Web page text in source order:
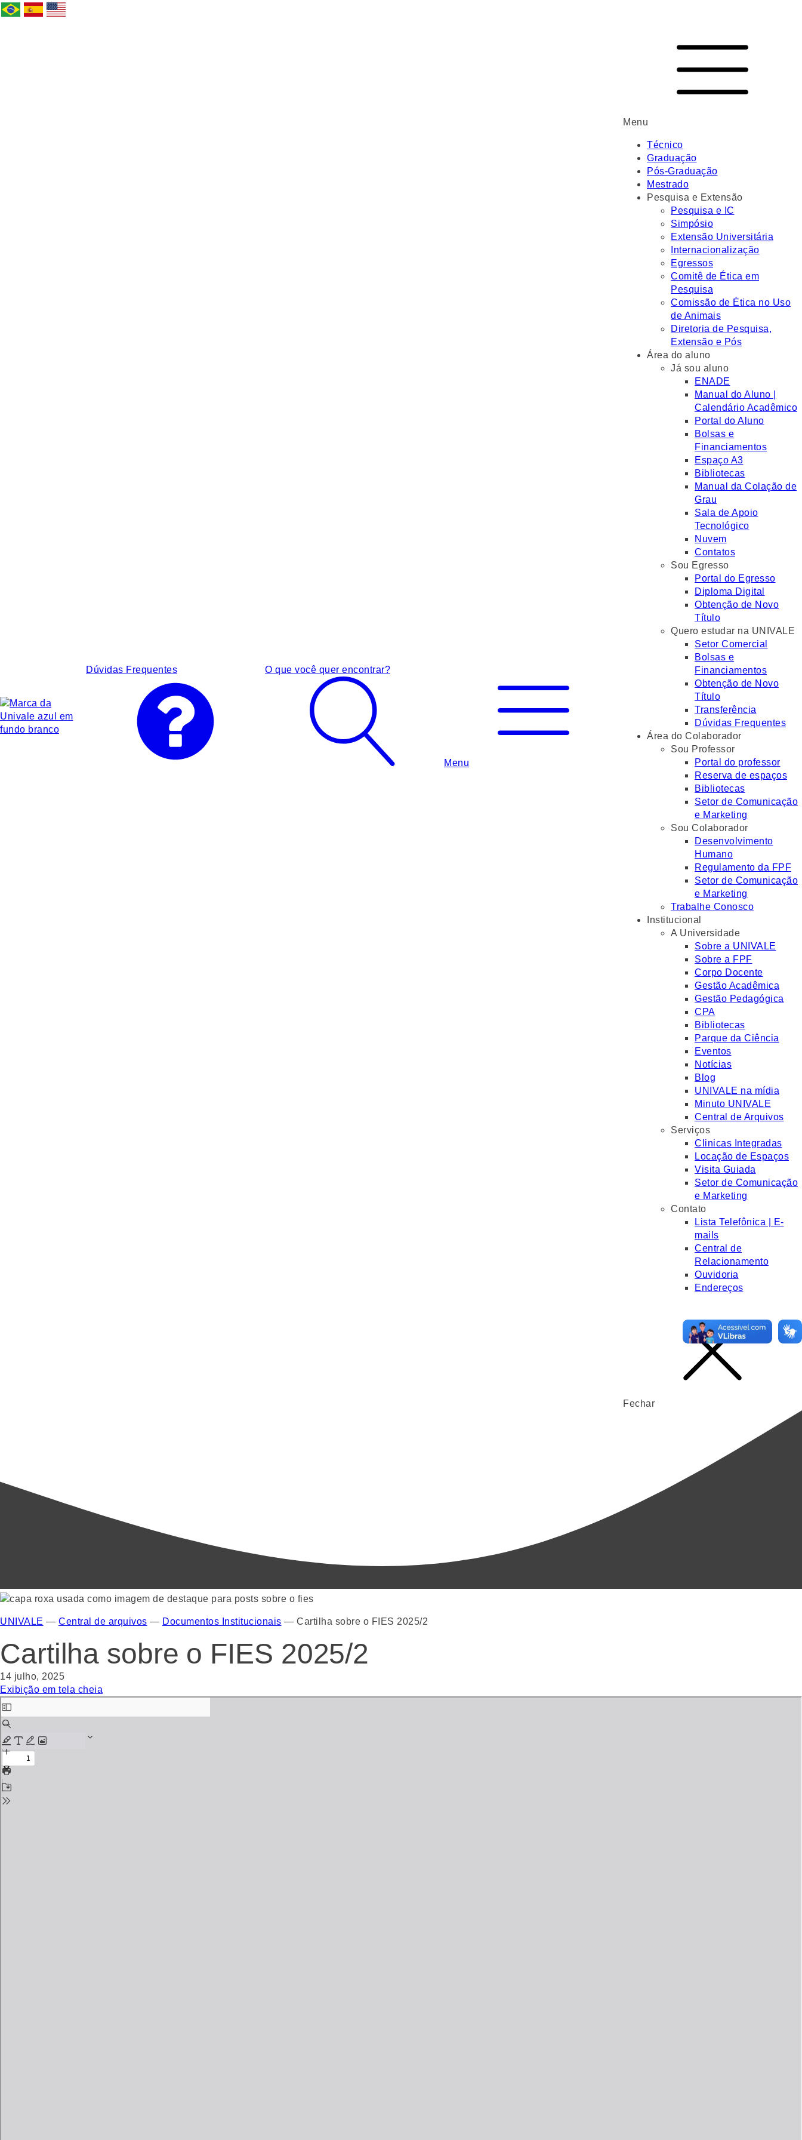
Dúvidas Frequentes O que você quer encontrar?
Menu
Menu
Técnico
Graduação
Pós-Graduação
Mestrado
Pesquisa e Extensão
Pesquisa e IC
Simpósio
Extensão Universitária
Internacionalização
Egressos
Comitê de Ética em
Pesquisa
Comissão de Ética no Uso
de Animais
Diretoria de Pesquisa,
Extensão e Pós
Área do aluno
Já sou aluno
ENADE
Manual do Aluno |
Calendário Acadêmico
Portal do Aluno
Bolsas e
Financiamentos
Espaço A3
Bibliotecas
Manual da Colação de
Grau
Sala de Apoio
Tecnológico
Nuvem
Contatos
Sou Egresso
Portal do Egresso
Diploma Digital
Obtenção de Novo
Título
Quero estudar na UNIVALE
Setor Comercial
Bolsas e
Financiamentos
Obtenção de Novo
Título
Transferência
Dúvidas Frequentes
Área do Colaborador
Sou Professor
Portal do professor
Reserva de espaços
Bibliotecas
Setor de Comunicação
e Marketing
Sou Colaborador
Desenvolvimento
Humano
Regulamento da FPF
Setor de Comunicação
e Marketing
Trabalhe Conosco
Institucional
A Universidade
Sobre a UNIVALE
Sobre a FPF
Corpo Docente
Gestão Acadêmica
Gestão Pedagógica
CPA
Bibliotecas
Parque da Ciência
Eventos
Notícias
Blog
UNIVALE na mídia
Minuto UNIVALE
Central de Arquivos
Serviços
Clinicas Integradas
Locação de Espaços
Visita Guiada
Setor de Comunicação
e Marketing
Contato
Lista Telefônica | E-
mails
Central de
Relacionamento
Ouvidoria
Endereços
Fechar
UNIVALE — Central de arquivos — Documentos Institucionais — Cartilha sobre o FIES 2025/2
Cartilha sobre o FIES 2025/2
14 julho, 2025
Exibição em tela cheia
Skip
to
PDF
content